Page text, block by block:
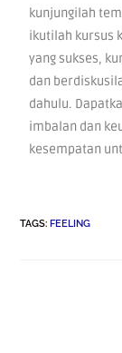
kunjungilah
ikutilah kursus
yang sukses,
dan
dahulu.
imbalan dan
kesempatan
TAGS: FEELING